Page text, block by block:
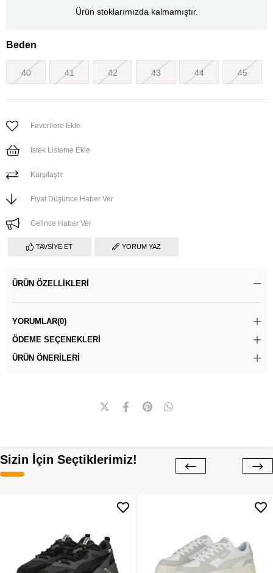
Ürün stoklarımızda kalmamıştır.
Beden
40 41 42 43 44 45
Favorilere Ekle
İstek Listeme Ekle
Karşılaştır
Fiyat Düşünce Haber Ver
Gelince Haber Ver
TAVSIYE ET YORUM YAZ
ÜRÜN ÖZELLIKLERI
YORUMLAR(0)
ÖDEME SEÇENEKLERI
ÜRÜN ÖNERILERI
Sizin İçin Seçtiklerimiz!